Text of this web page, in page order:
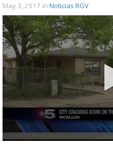
May 3, 2017 in Noticias RGV